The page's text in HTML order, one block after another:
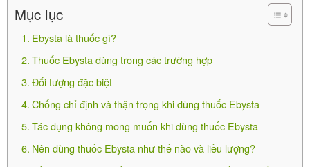
-Thuốc chứa canxi nên thận trọng với đối tượng tăng
canxi máu, canxi niệu cao, lắng đọng canxi ở thận.
-Nên kết hợp với chế độ ăn uống lành mạnh, tránh ăn
đồ ăn cay nóng, kích thích, đồ uống có ga, rượu bia,
không thức khuya.
Lái xe và vận hành máy móc:
-Thuốc không gây ảnh hưởng.
Mục lục
Ebysta là thuốc gì?
Thuốc Ebysta dùng trong các trường hợp
Đối tượng đặc biệt
Chống chỉ định và thận trọng khi dùng thuốc Ebysta
Tác dụng không mong muốn khi dùng thuốc Ebysta
Nên dùng thuốc Ebysta như thế nào và liều lượng?